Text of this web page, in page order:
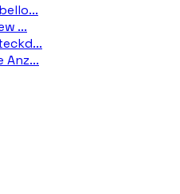
...
Anz...